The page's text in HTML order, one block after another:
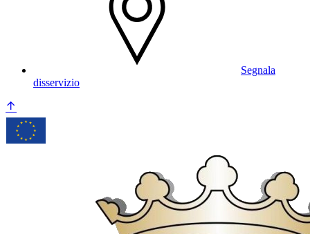
Segnala
disservizio